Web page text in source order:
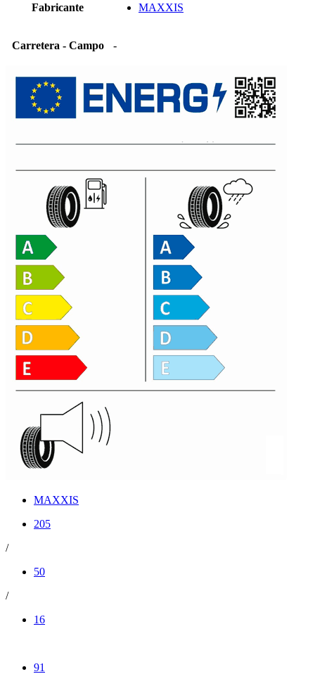
Fabricante MAXXIS
Carretera - Campo -
MAXXIS
205
/
50
/
16
91